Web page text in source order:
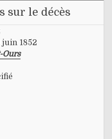
sur le décès
1852
Ours